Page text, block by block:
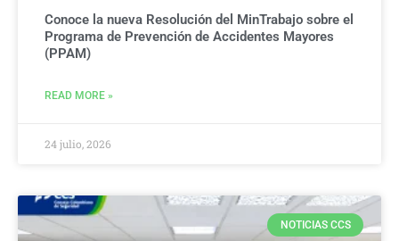
Conoce la nueva Resolución del MinTrabajo sobre el
Programa de Prevención de Accidentes Mayores
(PPAM)
READ MORE »
24 julio, 2026
NOTICIAS CCS